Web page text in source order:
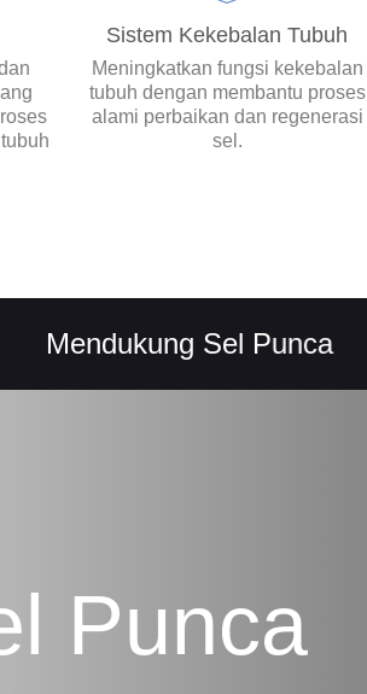
Sistem Kekebalan Tubuh
Meningkatkan fungsi kekebalan
tubuh dengan membantu proses
alami perbaikan dan regenerasi
sel.
Sel Punca
Punca